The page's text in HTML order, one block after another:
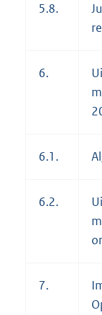
5.8.
6.
6.1.
6.2.
7.